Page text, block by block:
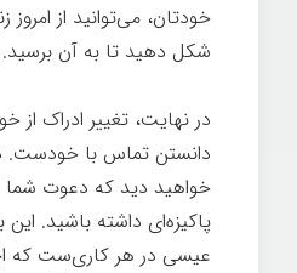
خودتان، می‌توانید از
شکل دهید تا به آن برسید.
در نهایت، تغییر ادراک از
دانستن تماس با خودست.
خواهید دید که دعوت
پاکیزه‌ای داشته باشید.
عیسی در هر کاری‌ست که